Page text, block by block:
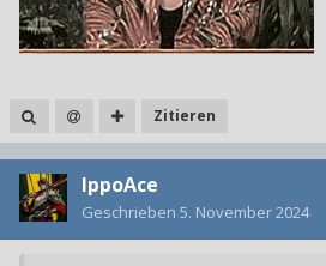
Zitieren
IppoAce
Geschrieben 5. November 2024